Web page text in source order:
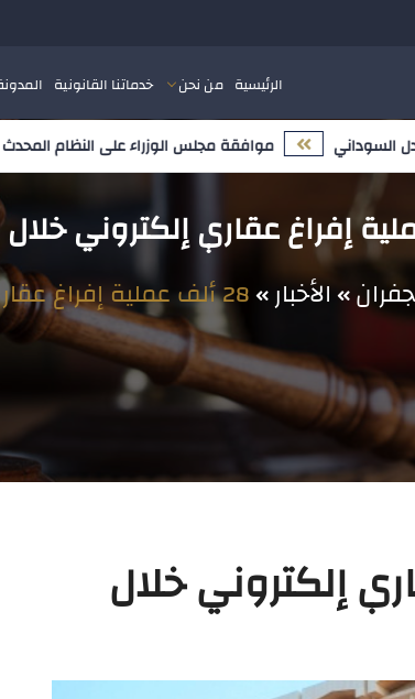
الرئيسية من نحن خدماتنا القانونية
موافقة مجلس الوزراء على النظام المحدث
الأخبار 28 ألف عملية إفراغ عقاري إلكتروني خلال العام الجاري
إلكتروني خلال